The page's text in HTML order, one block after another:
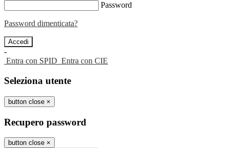
Password
Password dimenticata?
-
Entra con SPID Entra con CIE
Seleziona utente
button close ×
Recupero password
button close ×